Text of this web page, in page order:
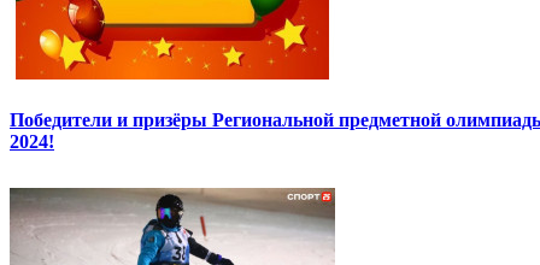
Победители и призёры Региональной предметной
2024!